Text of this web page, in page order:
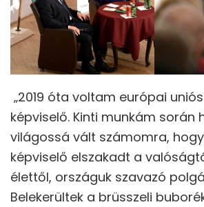
„2019 óta voltam európai
képviselő. Kinti munkám során
világossá vált számomra,
képviselő elszakadt a
élettől, országuk szavazó
Belekerültek a brüsszeli